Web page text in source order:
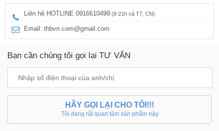
Liên hệ HOTLINE 0916610499 (8-21h cả T7, CN)
Email: thbvn.com@gmail.com
Bạn cần chúng tôi gọi lại TƯ VẤN
HÃY GỌI LẠI CHO TÔI!!!
Tôi đang rất quan tâm sản phẩm này